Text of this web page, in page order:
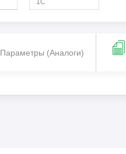
Параметры (Aналоги)